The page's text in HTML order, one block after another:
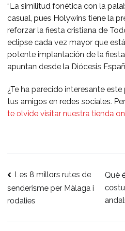
“La similitud fonética con la
casual, pues Holywins tiene la
reforzar la fiesta cristiana de
eclipse cada vez mayor que
potente implantación de la fiesta
apuntan desde la Diócesis
¿Te ha parecido interesante
tus amigos en redes sociales.
te olvide visitar nuestra tienda
Navegación
de
Les 8 millors rutes de
senderisme per Màlaga i
rodalies
Què